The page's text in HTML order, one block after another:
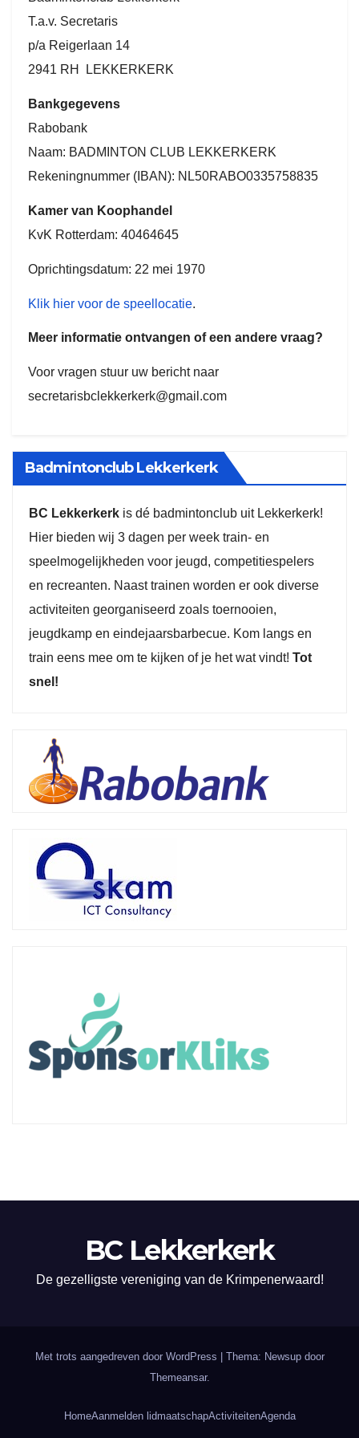
T.a.v. Secretaris
p/a Reigerlaan 14
2941 RH LEKKERKERK
Bankgegevens
Rabobank
Naam: BADMINTON CLUB LEKKERKERK
Rekeningnummer (IBAN): NL50RABO0335758835
Kamer van Koophandel
KvK Rotterdam: 40464645
Oprichtingsdatum: 22 mei 1970
Klik hier voor de speellocatie.
Meer informatie ontvangen of een andere vraag?
Voor vragen stuur uw bericht naar
secretarisbclekkerkerk@gmail.com
Badmintonclub Lekkerkerk
BC Lekkerkerk is dé badmintonclub uit Lekkerkerk!
Hier bieden wij 3 dagen per week train- en
speelmogelijkheden voor jeugd, competitiespelers
en recreanten. Naast trainen worden er ook diverse
activiteiten georganiseerd zoals toernooien,
jeugdkamp en eindejaarsbarbecue. Kom langs en
train eens mee om te kijken of je het wat vindt! Tot
snel!
BC Lekkerkerk
De gezelligste vereniging van de Krimpenerwaard!
Met trots aangedreven door WordPress | Thema: Newsup door
Themeansar.
HomeAanmelden lidmaatschapActiviteitenAgenda